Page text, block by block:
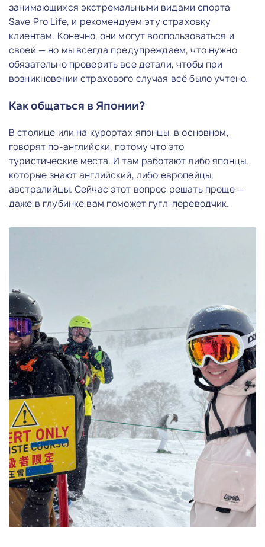
занимающихся экстремальными видами спорта
Save Pro Life, и рекомендуем эту страховку
клиентам. Конечно, они могут воспользоваться и
своей — но мы всегда предупреждаем, что нужно
обязательно проверить все детали, чтобы при
возникновении страхового случая всё было учтено.
Как общаться в Японии?
В столице или на курортах японцы, в основном,
говорят по-английски, потому что это
туристические места. И там работают либо японцы,
которые знают английский, либо европейцы,
австралийцы. Сейчас этот вопрос решать проще —
даже в глубинке вам поможет гугл-переводчик.